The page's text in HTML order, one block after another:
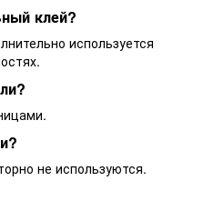
клей?
используется
не используются.